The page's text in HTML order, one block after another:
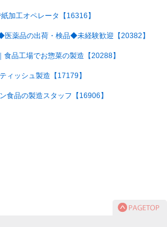
加工オペレータ【16316】
医薬品の出荷・検品◆未経験歓迎【20382】
品工場でお惣菜の製造【20288】
ィッシュ製造【17179】
食品の製造スタッフ【16906】